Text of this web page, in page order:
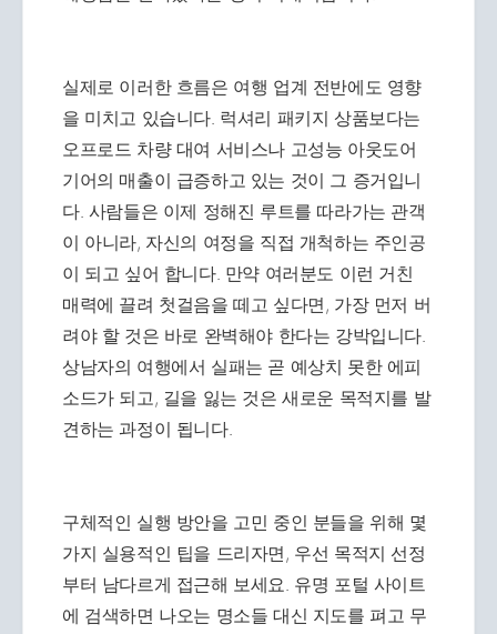
실제로 이러한 흐름은 여행 업계 전반에도 영향
을 미치고 있습니다. 럭셔리 패키지 상품보다는
오프로드 차량 대여 서비스나 고성능 아웃도어
기어의 매출이 급증하고 있는 것이 그 증거입니
다. 사람들은 이제 정해진 루트를 따라가는 관객
이 아니라, 자신의 여정을 직접 개척하는 주인공
이 되고 싶어 합니다. 만약 여러분도 이런 거친
매력에 끌려 첫걸음을 떼고 싶다면, 가장 먼저 버
려야 할 것은 바로 완벽해야 한다는 강박입니다.
상남자의 여행에서 실패는 곧 예상치 못한 에피
소드가 되고, 길을 잃는 것은 새로운 목적지를 발
견하는 과정이 됩니다.
구체적인 실행 방안을 고민 중인 분들을 위해 몇
가지 실용적인 팁을 드리자면, 우선 목적지 선정
부터 남다르게 접근해 보세요. 유명 포털 사이트
에 검색하면 나오는 명소들 대신 지도를 펴고 무